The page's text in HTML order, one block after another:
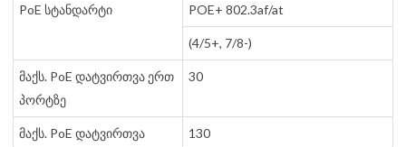
PoE სტანდარტი POE+ 802.3af/at
(4/5+, 7/8-)
მაქს. PoE დატვირთვა ერთ
პორტზე
30
მაქს. PoE დატვირთვა 130